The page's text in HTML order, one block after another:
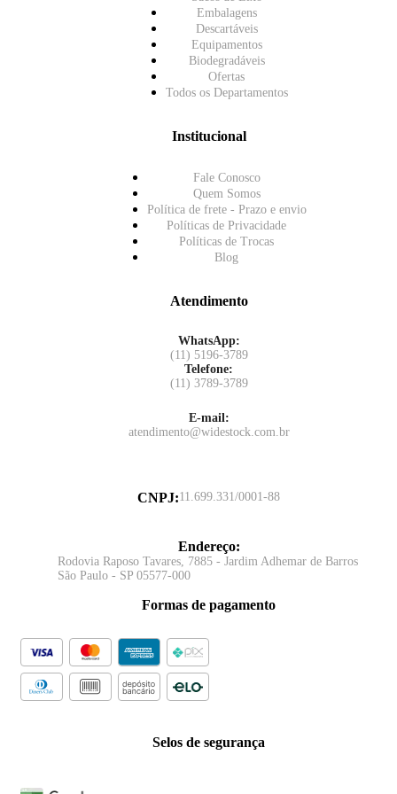
Embalagens
Descartáveis
Equipamentos
Biodegradáveis
Ofertas
Todos os Departamentos
Institucional
Fale Conosco
Quem Somos
Política de frete - Prazo e envio
Políticas de Privacidade
Políticas de Trocas
Blog
Atendimento
WhatsApp:
(11) 5196-3789
Telefone:
(11) 3789-3789
E-mail:
atendimento@widestock.com.br
CNPJ:11.699.331/0001-88
Endereço:
Rodovia Raposo Tavares, 7885 - Jardim Adhemar de Barros
São Paulo - SP 05577-000
Formas de pagamento
Selos de segurança